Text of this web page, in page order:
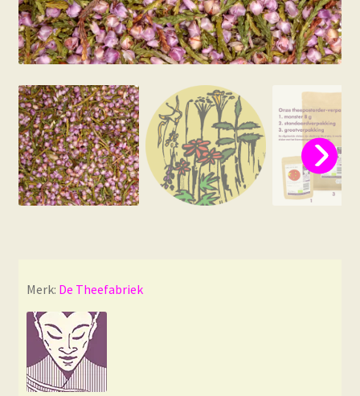
Merk: De Theefabriek